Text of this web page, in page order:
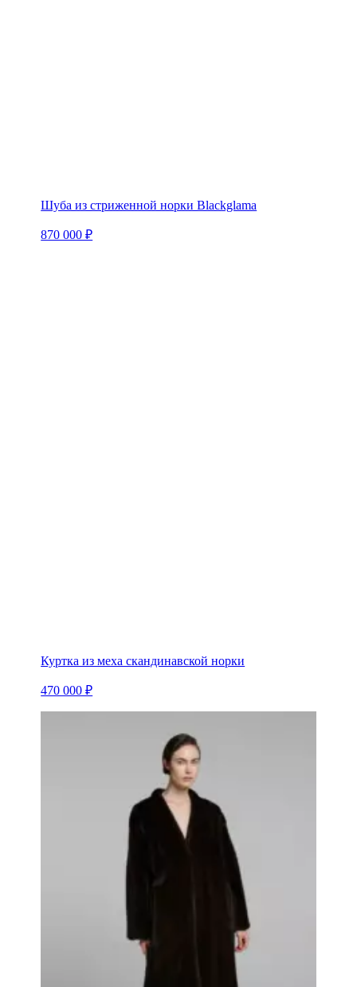
Шуба из стриженной норки Blackglama
870 000 ₽
Куртка из меха скандинавской норки
470 000 ₽